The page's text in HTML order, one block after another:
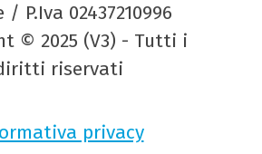
/ P.Iva 02437210996
© 2025 (V3) - Tutti i
riservati
privacy